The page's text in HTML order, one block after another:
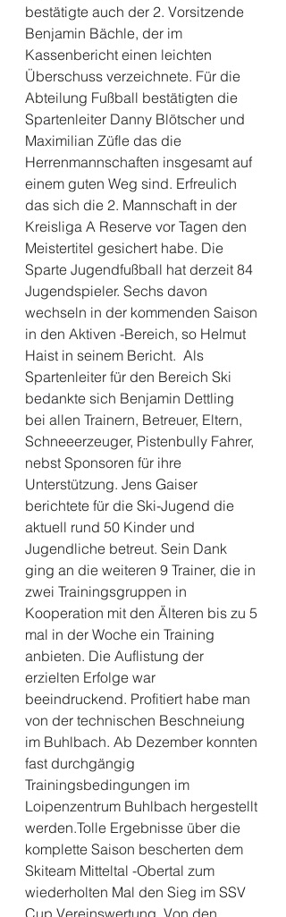
bestätigte auch der 2. Vorsitzende
Benjamin Bächle, der im
Kassenbericht einen leichten
Überschuss verzeichnete. Für die
Abteilung Fußball bestätigten die
Spartenleiter Danny Blötscher und
Maximilian Züfle das die
Herrenmannschaften insgesamt auf
einem guten Weg sind. Erfreulich
das sich die 2. Mannschaft in der
Kreisliga A Reserve vor Tagen den
Meistertitel gesichert habe. Die
Sparte Jugendfußball hat derzeit 84
Jugendspieler. Sechs davon
wechseln in der kommenden Saison
in den Aktiven -Bereich, so Helmut
Haist in seinem Bericht.  Als
Spartenleiter für den Bereich Ski
bedankte sich Benjamin Dettling
bei allen Trainern, Betreuer, Eltern,
Schneeerzeuger, Pistenbully Fahrer,
nebst Sponsoren für ihre
Unterstützung. Jens Gaiser
berichtete für die Ski-Jugend die
aktuell rund 50 Kinder und
Jugendliche betreut. Sein Dank
ging an die weiteren 9 Trainer, die in
zwei Trainingsgruppen in
Kooperation mit den Älteren bis zu 5
mal in der Woche ein Training
anbieten. Die Auflistung der
erzielten Erfolge war
beeindruckend. Profitiert habe man
von der technischen Beschneiung
im Buhlbach. Ab Dezember konnten
fast durchgängig
Trainingsbedingungen im
Loipenzentrum Buhlbach hergestellt
werden.Tolle Ergebnisse über die
komplette Saison bescherten dem
Skiteam Mitteltal -Obertal zum
wiederholten Mal den Sieg im SSV
Cup Vereinswertung. Von den